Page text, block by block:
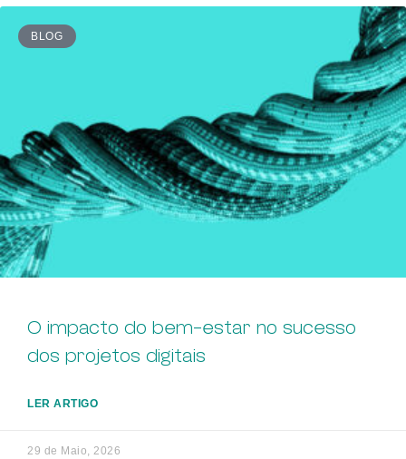
BLOG
O impacto do bem-estar no sucesso
dos projetos digitais
LER ARTIGO
29 de Maio, 2026